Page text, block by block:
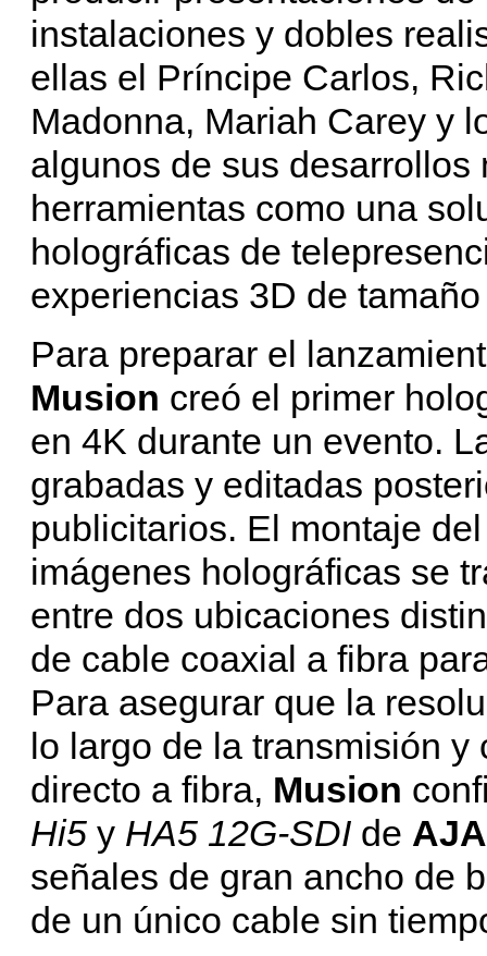
instalaciones y dobles
ellas el Príncipe Carlos,
Madonna, Mariah Carey y
algunos de sus
herramientas como una
holográficas de
experiencias 3D de
Para preparar el
Musion creó el primer
en 4K durante un evento.
grabadas y editadas
publicitarios. El montaje
imágenes holográficas se
entre dos ubicaciones
de cable coaxial a fibra
Para asegurar que la
lo largo de la transmisión
directo a fibra, Musion
Hi5 y HA5 12G-SDI de AJA
señales de gran ancho de
de un único cable sin